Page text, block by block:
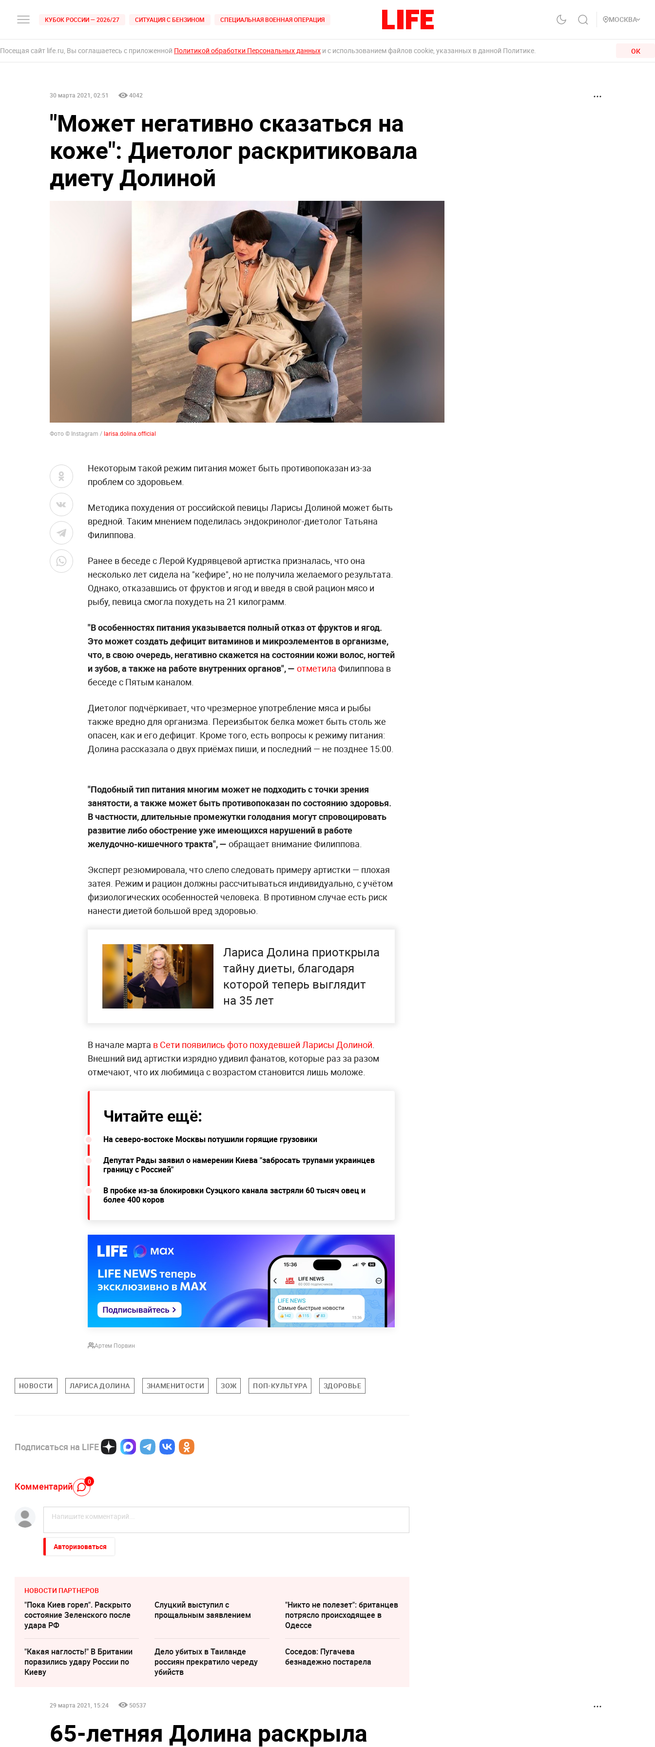
КУБОК РОССИИ — 2026/27 СИТУАЦИЯ С БЕНЗИНОМ СПЕЦИАЛЬНАЯ ВОЕННАЯ ОПЕРАЦИЯ МОСКВА
Посещая сайт life.ru, Вы соглашаетесь с приложенной Политикой обработки Персональных данных и с использованием файлов cookie, указанных в данной Политике. ОК
30 марта 2021, 02:51 4042
"Может негативно сказаться на
коже": Диетолог раскритиковала
диету Долиной
Фото © Instagram / larisa.dolina.official
Некоторым такой режим питания может быть противопоказан из-за
проблем со здоровьем.
Методика похудения от российской певицы Ларисы Долиной может быть
вредной. Таким мнением поделилась эндокринолог-диетолог Татьяна
Филиппова.
Ранее в беседе с Лерой Кудрявцевой артистка призналась, что она
несколько лет сидела на "кефире", но не получила желаемого результата.
Однако, отказавшись от фруктов и ягод и введя в свой рацион мясо и
рыбу, певица смогла похудеть на 21 килограмм.
"В особенностях питания указывается полный отказ от фруктов и ягод.
Это может создать дефицит витаминов и микроэлементов в организме,
что, в свою очередь, негативно скажется на состоянии кожи волос, ногтей
и зубов, а также на работе внутренних органов",— отметила Филиппова в
беседе с Пятым каналом.
Диетолог подчёркивает, что чрезмерное употребление мяса и рыбы
также вредно для организма. Переизбыток белка может быть столь же
опасен, как и его дефицит. Кроме того, есть вопросы к режиму питания:
Долина рассказала о двух приёмах пиши, и последний — не позднее 15:00.
"Подобный тип питания многим может не подходить с точки зрения
занятости, а также может быть противопоказан по состоянию здоровья.
В частности, длительные промежутки голодания могут спровоцировать
развитие либо обострение уже имеющихся нарушений в работе
желудочно-кишечного тракта",— обращает внимание Филиппова.
Эксперт резюмировала, что слепо следовать примеру артистки — плохая
затея. Режим и рацион должны рассчитываться индивидуально, с учётом
физиологических особенностей человека. В противном случае есть риск
нанести диетой большой вред здоровью.
Лариса Долина приоткрыла
тайну диеты, благодаря
которой теперь выглядит
на 35 лет
В начале марта в Сети появились фото похудевшей Ларисы Долиной
Внешний вид артистки изрядно удивил фанатов, которые раз за разом
отмечают, что их любимица с возрастом становится лишь моложе.
Читайте ещё:
На северо-востоке Москвы потушили горящие грузовики
Депутат Рады заявил о намерении Киева "забросать трупами украинцев
границу с Россией"
В пробке из-за блокировки Суэцкого канала застряли 60 тысяч овец и
более 400 коров
Артем Порвин
НОВОСТИ ЛАРИСА ДОЛИНА ЗНАМЕНИТОСТИ ЗОЖ ПОП-КУЛЬТУРА ЗДОРОВЬЕ
Подписаться на LIFE
Комментарий 0
Авторизоваться
НОВОСТИ ПАРТНЕРОВ
"Пока Киев горел". Раскрыто
состояние Зеленского после
удара РФ
Слуцкий выступил с
прощальным заявлением
"Никто не полезет": британцев
потрясло происходящее в
Одессе
"Какая наглость!" В Британии
поразились удару России по
Киеву
Дело убитых в Таиланде
россиян прекратило череду
убийств
Соседов: Пугачева
безнадежно постарела
29 марта 2021, 15:24 50537
65-летняя Долина раскрыла